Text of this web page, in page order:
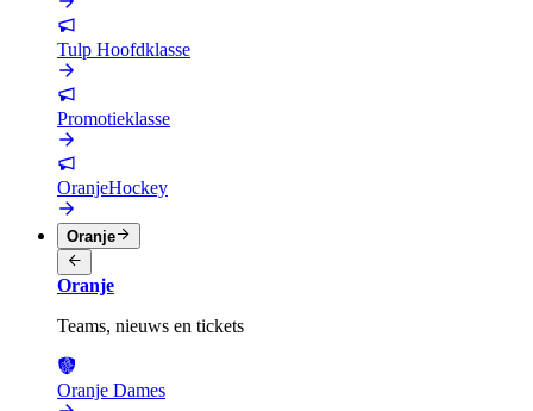
Tulp Hoofdklasse
Promotieklasse
OranjeHockey
Oranje
Oranje
Teams, nieuws en tickets
Oranje Dames